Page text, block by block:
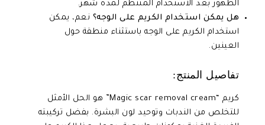
الظهور بعد الاستخدام المنتظم لمدة شهر.
هل يمكن استخدام الكريم على الوجه؟ نعم، يمكن
استخدام الكريم على الوجه باستثناء منطقة حول
العينين.
تفاصيل المنتج:
كريم “Magic scar removal cream” هو الحل الأمثل
للتخلص من الندبات وتوحيد لون البشرة. بفضل تركيبته